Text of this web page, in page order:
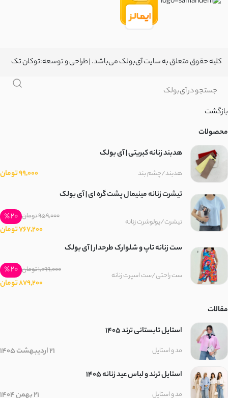
کلیه حقوق متعلق به سایت آی‌بولک می‌باشد. | طراحی و توسعه:توکان تک
بازگشت
محصولات
هدبند زنانه کبریتی | آی بولک
هدبند/چشم بند
99,000 تومان
تیشرت زنانه مینیمال پشت گره ای | آی بولک
تیشرت/پولوشرت زنانه
959,000 تومان
20 ٪
767,200 تومان
ست زنانه تاپ و شلوارک طرحدار | آی بولک
ست راحتی/ست اسپرت زنانه
1,099,000 تومان
20 ٪
879,200 تومان
مقالات
استایل تابستانی ترند ۱۴۰۵
مد و استایل
21 اردیبهشت 1405
استایل ترند و لباس عید زنانه 1405
مد و استایل 21 بهمن 1404